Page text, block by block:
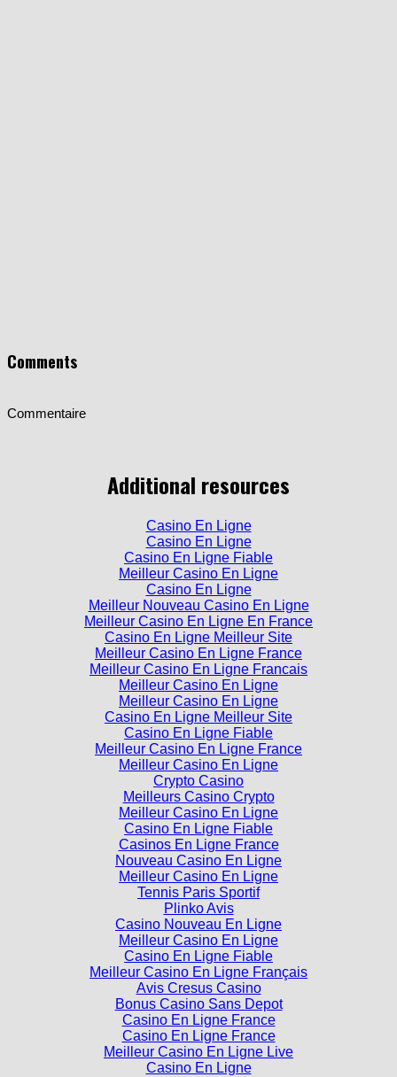
Comments
Commentaire
Additional resources
Casino En Ligne
Casino En Ligne
Casino En Ligne Fiable
Meilleur Casino En Ligne
Casino En Ligne
Meilleur Nouveau Casino En Ligne
Meilleur Casino En Ligne En France
Casino En Ligne Meilleur Site
Meilleur Casino En Ligne France
Meilleur Casino En Ligne Francais
Meilleur Casino En Ligne
Meilleur Casino En Ligne
Casino En Ligne Meilleur Site
Casino En Ligne Fiable
Meilleur Casino En Ligne France
Meilleur Casino En Ligne
Crypto Casino
Meilleurs Casino Crypto
Meilleur Casino En Ligne
Casino En Ligne Fiable
Casinos En Ligne France
Nouveau Casino En Ligne
Meilleur Casino En Ligne
Tennis Paris Sportif
Plinko Avis
Casino Nouveau En Ligne
Meilleur Casino En Ligne
Casino En Ligne Fiable
Meilleur Casino En Ligne Français
Avis Cresus Casino
Bonus Casino Sans Depot
Casino En Ligne France
Casino En Ligne France
Meilleur Casino En Ligne Live
Casino En Ligne